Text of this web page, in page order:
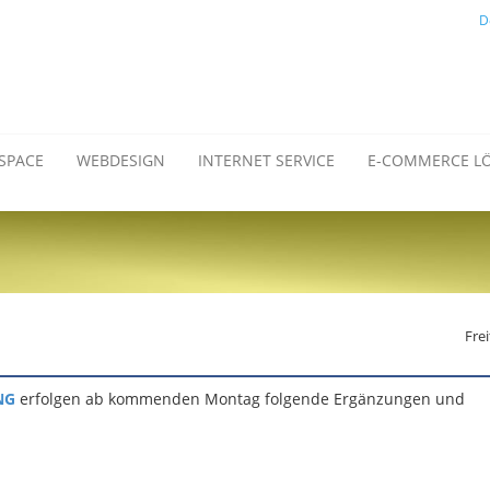
WEBDESIGN INTERNET SERVICE E-COMMERCE
erfolgen ab kommenden Montag folgende Ergänzungen und